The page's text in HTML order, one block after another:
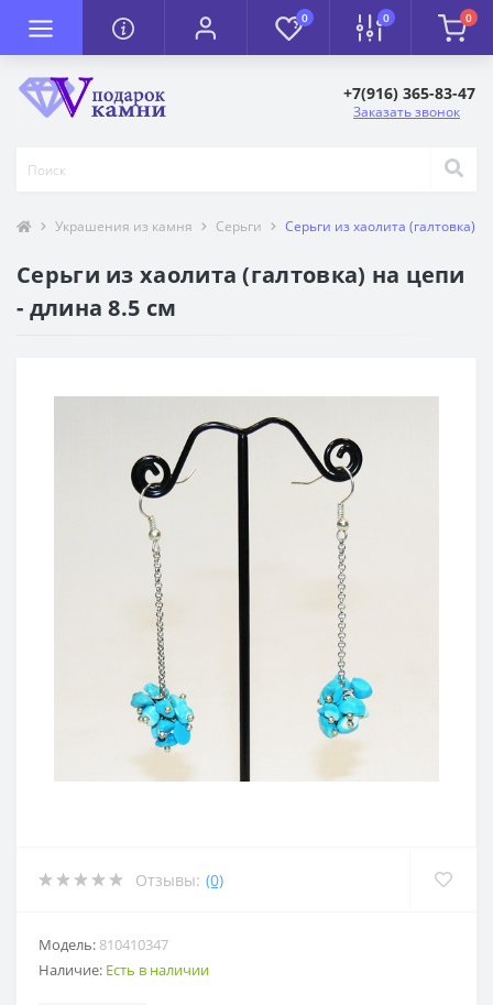
0 0 0
+7(916) 365-83-47
Заказать звонок
Украшения из камня Серьги Серьги из хаолита (галтовка)
Серьги из хаолита (галтовка) на цепи
- длина 8.5 см
Отзывы: (0)
Модель: 810410347
Наличие: Есть в наличии